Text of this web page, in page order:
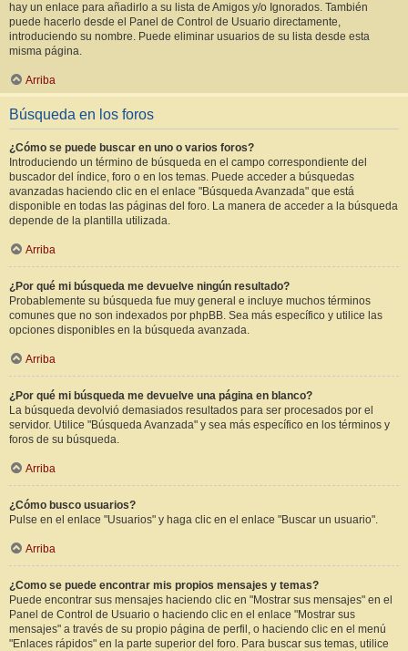
hay un enlace para añadirlo a su lista de Amigos y/o Ignorados. También
puede hacerlo desde el Panel de Control de Usuario directamente,
introduciendo su nombre. Puede eliminar usuarios de su lista desde esta
misma página.
Arriba
Búsqueda en los foros
¿Cómo se puede buscar en uno o varios foros?
Introduciendo un término de búsqueda en el campo correspondiente del
buscador del índice, foro o en los temas. Puede acceder a búsquedas
avanzadas haciendo clic en el enlace "Búsqueda Avanzada" que está
disponible en todas las páginas del foro. La manera de acceder a la búsqueda
depende de la plantilla utilizada.
Arriba
¿Por qué mi búsqueda me devuelve ningún resultado?
Probablemente su búsqueda fue muy general e incluye muchos términos
comunes que no son indexados por phpBB. Sea más específico y utilice las
opciones disponibles en la búsqueda avanzada.
Arriba
¿Por qué mi búsqueda me devuelve una página en blanco?
La búsqueda devolvió demasiados resultados para ser procesados por el
servidor. Utilice "Búsqueda Avanzada" y sea más específico en los términos y
foros de su búsqueda.
Arriba
¿Cómo busco usuarios?
Pulse en el enlace "Usuarios" y haga clic en el enlace "Buscar un usuario".
Arriba
¿Como se puede encontrar mis propios mensajes y temas?
Puede encontrar sus mensajes haciendo clic en "Mostrar sus mensajes" en el
Panel de Control de Usuario o haciendo clic en el enlace "Mostrar sus
mensajes" a través de su propio página de perfil, o haciendo clic en el menú
"Enlaces rápidos" en la parte superior del foro. Para buscar sus temas, utilice